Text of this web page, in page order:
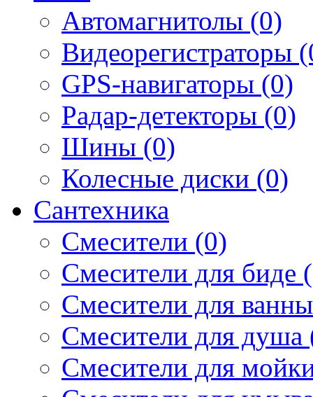
Автомагнитолы (0)
Видеорегистраторы
GPS-навигаторы (0)
Радар-детекторы (0)
Шины (0)
Колесные диски (0)
Сантехника
Смесители (0)
Смесители для биде
Смесители для
Смесители для душа
Смесители для